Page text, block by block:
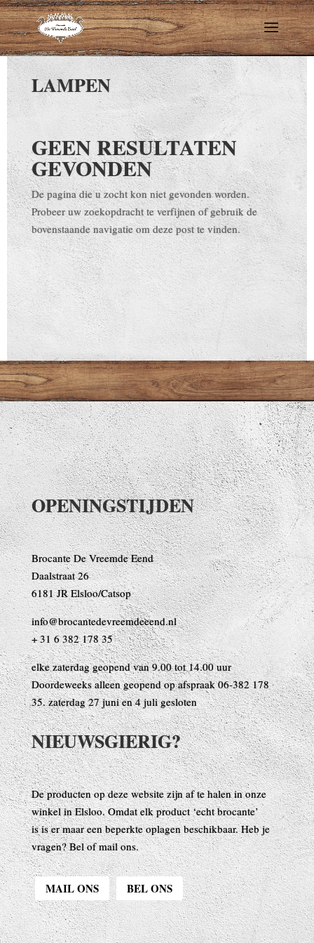
LAMPEN
GEEN RESULTATEN
GEVONDEN
De pagina die u zocht kon niet gevonden worden.
Probeer uw zoekopdracht te verfijnen of gebruik de
bovenstaande navigatie om deze post te vinden.
OPENINGSTIJDEN
Brocante De Vreemde Eend
Daalstraat 26
6181 JR Elsloo/Catsop
info@brocantedevreemdeeend.nl
+ 31 6 382 178 35
NIEUWSGIERIG?
De producten op deze website zijn af te halen in onze
winkel in Elsloo. Omdat elk product ‘echt brocante’
is is er maar een beperkte oplagen beschikbaar. Heb je
vragen? Bel of mail ons.
MAIL ONS BEL ONS